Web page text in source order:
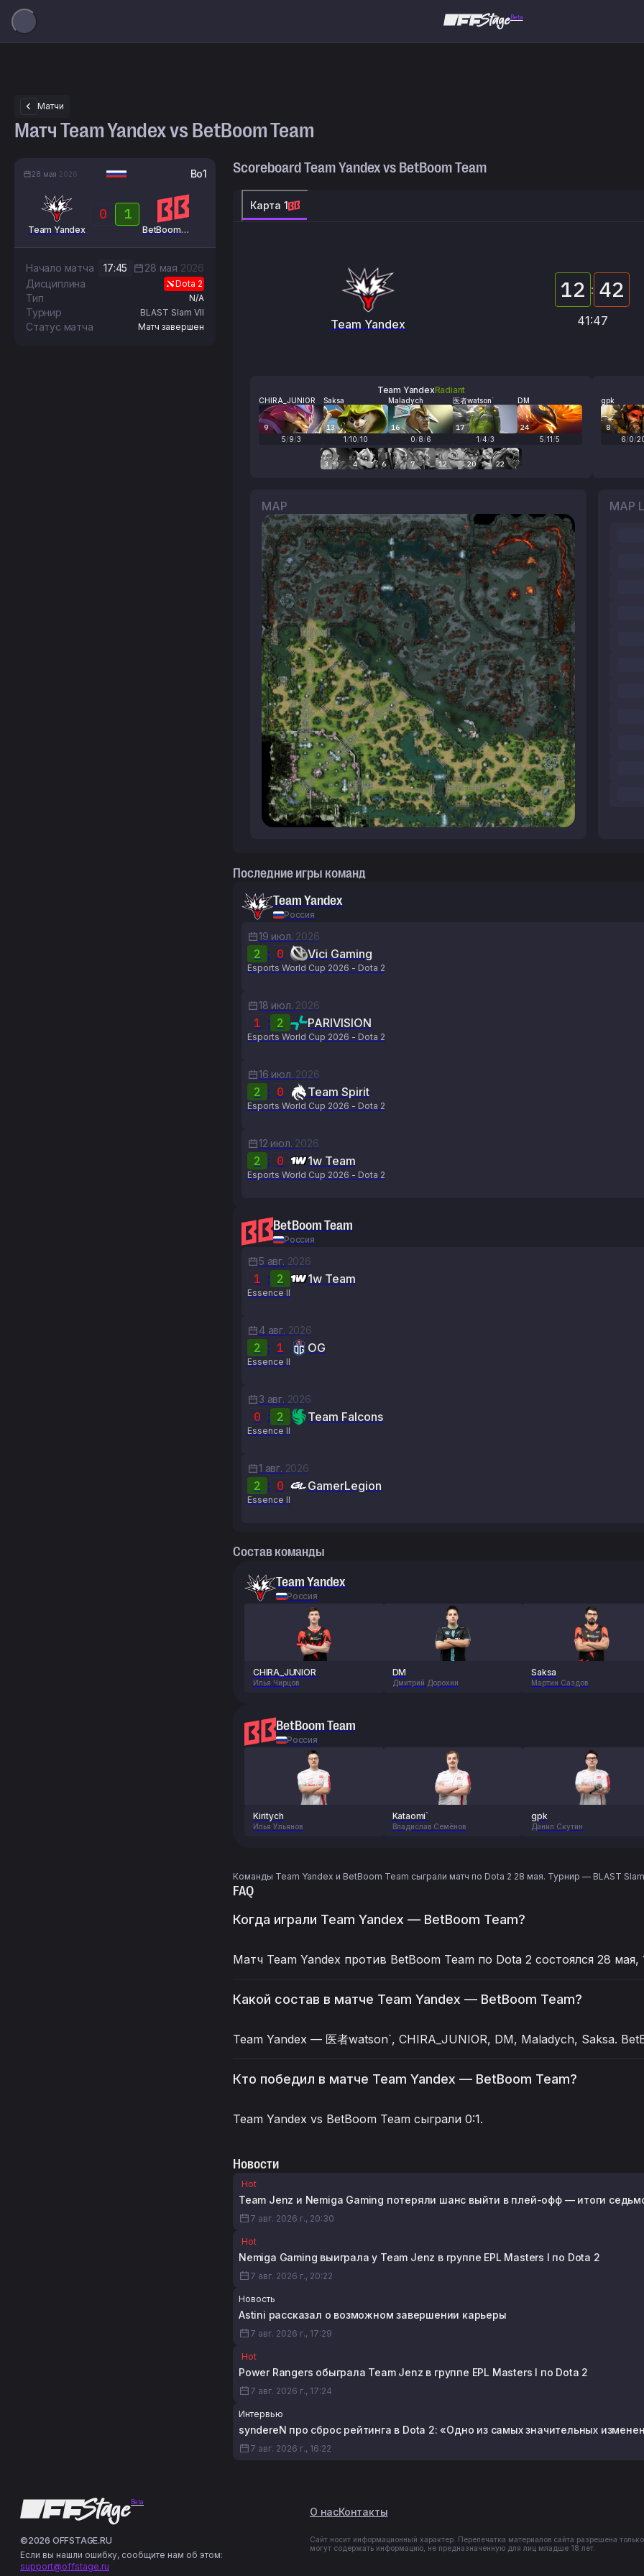
Beta
Матчи
Матч Team Yandex vs BetBoom Team
28 мая 2026 Bo1
Team Yandex
0 1
BetBoom
Начало матча 17:45 28 мая 2026
Дисциплина
Dota 2
Тип N/A
Турнир BLAST Slam VII
Статус матча Матч завершен
ScoreboardTeam Yandexvs BetBoom Team
Карта 1
Team Yandex
12 : 42
41:47
Team YandexRadiant
CHIRA_JUNIOR
9
5/9/3
Saksa
13
1/10/10
Maladych
16
0/8/6
医者watson`
17
1/4/3
DM
24
5/11/5
3 4 6 7 12 20 22
gpk
8
6/0/
MAP MAP
Последние игры команд
Team Yandex
Россия
19 июл. 2026
2 : 0 Vici Gaming
Esports World Cup 2026 - Dota 2
18 июл. 2026
1 : 2 PARIVISION
Esports World Cup 2026 - Dota 2
16 июл. 2026
2 : 0 Team Spirit
Esports World Cup 2026 - Dota 2
12 июл. 2026
2 : 0 1w Team
Esports World Cup 2026 - Dota 2
BetBoom Team
Россия
5 авг. 2026
1 : 2 1w Team
Essence II
4 авг. 2026
2 : 1 OG
Essence II
3 авг. 2026
0 : 2 Team Falcons
Essence II
1 авг. 2026
2 : 0 GamerLegion
Essence II
Состав команды
Team Yandex
Россия
CHIRA_JUNIOR
Илья Чирцов
DM
Дмитрий Дорохин
Saksa
Мартин Саздов
BetBoom Team
Россия
Kiritych
Илья Ульянов
Kataomi`
Владислав Семёнов
gpk
Данил Скутин
Команды Team Yandex и BetBoom Team сыграли матч по Dota 2 28 мая. Турнир — BLAST
FAQ
Когда играли Team Yandex — BetBoom Team?
Матч Team Yandex против BetBoom Team по Dota 2 состоялся 28 мая,
Какой состав в матче Team Yandex — BetBoom Team?
Team Yandex — 医者watson`, CHIRA_JUNIOR, DM, Maladych, Saksa.
Кто победил в матче Team Yandex — BetBoom Team?
Team Yandex vs BetBoom Team сыграли 0:1.
Новости
Hot
Team Jenz и Nemiga Gaming потеряли шанс выйти в плей-офф — итоги
7 авг. 2026 г., 20:30
Hot
Nemiga Gaming выиграла у Team Jenz в группе EPL Masters I по Dota 2
7 авг. 2026 г., 20:22
Новость
Astini рассказал о возможном завершении карьеры
7 авг. 2026 г., 17:29
Hot
Power Rangers обыграла Team Jenz в группе EPL Masters I по Dota 2
7 авг. 2026 г., 17:24
Интервью
syndereN про сброс рейтинга в Dota 2: «Одно из самых значительных
7 авг. 2026 г., 16:22
Beta
О насКонтакты
©2026 OFFSTAGE.RU
Если вы нашли ошибку, сообщите нам об этом:
support@offstage.ru
Сайт носит информационный характер. Перепечатка материалов сайта разрешена
могут содержать информацию, не предназначенную для лиц младше 18 лет.